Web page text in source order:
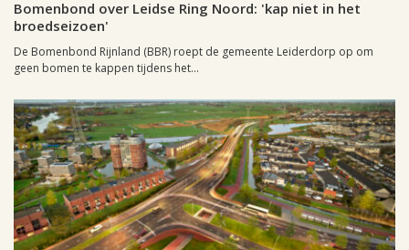
Bomenbond over Leidse Ring Noord: 'kap niet in het
broedseizoen'
De Bomenbond Rijnland (BBR) roept de gemeente Leiderdorp op om
geen bomen te kappen tijdens het...